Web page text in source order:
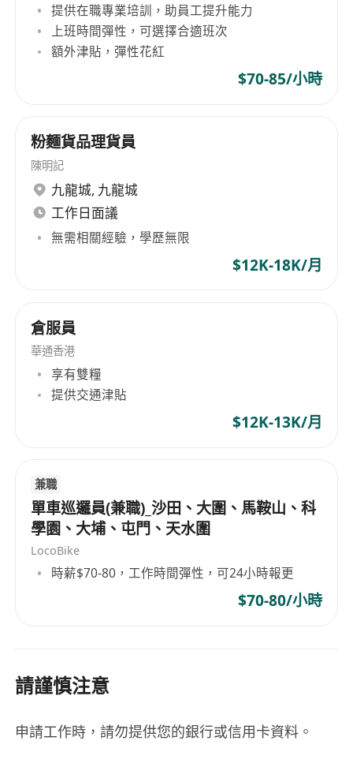
提供在職專業培訓，助員工提升能力
上班時間彈性，可選擇合適班次
額外津貼，彈性花紅
$70-85/小時
粉麵貨品理貨員
陳明記
九龍城, 九龍城
工作日面議
無需相關經驗，學歷無限
$12K-18K/月
倉服員
華通香港
享有雙糧
提供交通津貼
$12K-13K/月
兼職
單車巡邏員(兼職)_沙田、大圍、馬鞍山、科
學園、大埔、屯門、天水圍
LocoBike
時薪$70-80，工作時間彈性，可24小時報更
$70-80/小時
請謹慎注意
申請工作時，請勿提供您的銀行或信用卡資料。